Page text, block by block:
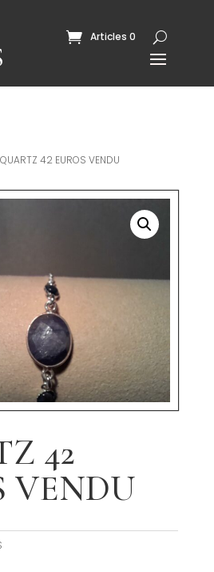
Articles 0
42 EUROS VENDU
42
VENDU